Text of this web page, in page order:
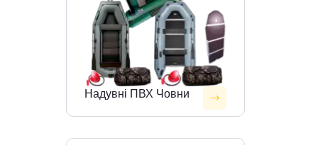
Надувні ПВХ Човни